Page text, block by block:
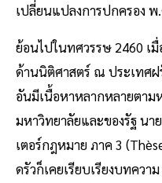
เปลี่ยนแปลงการปกครอง
ย้อนไปในทศวรรษ 2460 เ
ด้านนิติศาสตร์ ณ ประเทศฝ
อันมีเนื้อหาหลากหลายตาม
มหาวิทยาลัยและของรัฐ น
เตอร์กฎหมาย ภาค 3
ดรัวก็เคยเรียบเรียงบทควา